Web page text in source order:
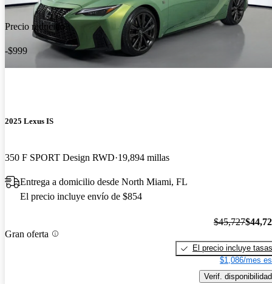
Precio reducido
-$999
2025 Lexus IS
350 F SPORT Design RWD 19,894 millas
Entrega a domicilio desde North Miami, FL
El precio incluye envío de $854
Gran oferta
$45,727
El precio incluye tasas
$1,086/mes
Verif. disponibilidad